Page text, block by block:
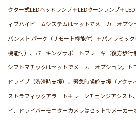
クター式LEDヘッドランプ＋LEDターンランプ＋
ィブハイビームシステムはセットでメーカーオプシ
バンスト パーク（リモート機能付）＋パノラミッ
機能付）、パーキングサポートブレーキ（後方歩行
シフトマチックはセットでメーカーオプション。ト
ドライブ（渋滞時支援）、緊急時操舵支援（アクテ
ストラフィックアラート＋レーンチェンジアシスト
イ、ドライバーモニターカメラはセットでメーカー